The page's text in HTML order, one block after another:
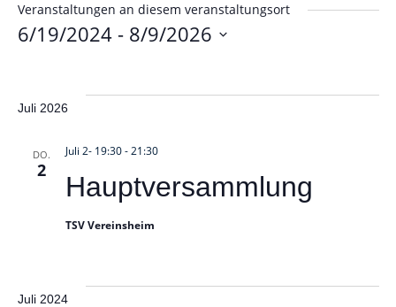
Veranstaltungen an diesem veranstaltungsort
6/19/2024 - 8/9/2026
Juli 2026
DO.
2
Hauptversammlung
Juli 2- 19:30-21:30
TSV Vereinsheim
Juli 2024